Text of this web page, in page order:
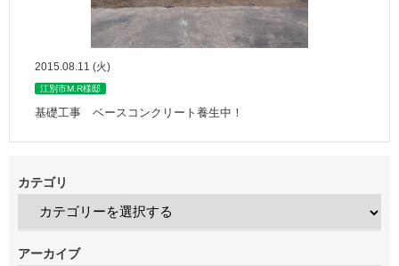
2015.08.11 (火)
江別市M.R様邸
基礎工事 ベースコンクリート養生中！
カテゴリ
アーカイブ